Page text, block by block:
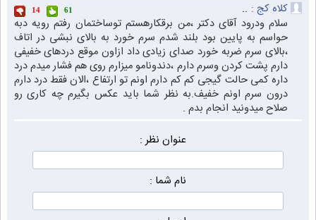
کلاه کج : ..
61
14
سلام ودرود آقای دکتر ،من برقکارهستم توساختمان رفتم رویه دبه
حواسم به پایین بود بلند شدم سرم خورد به بالای نبشی در اتاف
،بالای سرم ضربه خورد صدای زیادی داد ازاون موقع دردهای خفیفی
دارم پشت کردن وسرم دارم ،دندونامو میزارم روی هم فشار میدم درد
داره کمی حالت گیجی کم کم دارم اونم تو ارتفاع ،الان فقط درد دارم
درون سرم اونم خفیف.به نظر شما باید عکس بگیرم چه کاری رو
صلاح میدونید انجام بدم .
عنوان نظر :
نام شما :